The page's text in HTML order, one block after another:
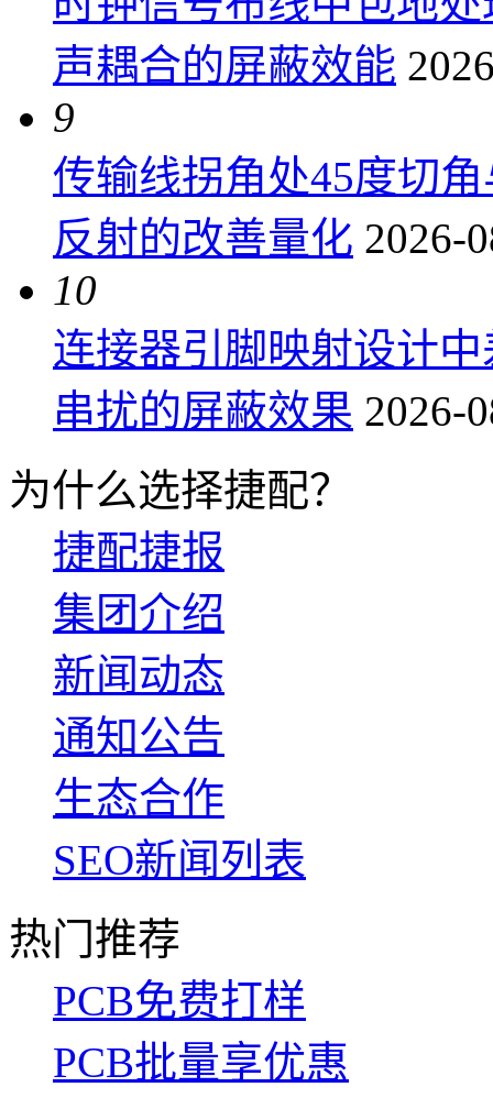
声耦合的屏蔽效能
9
传输线拐角处45度切
反射的改善量化 2026-
10
连接器引脚映射设计
串扰的屏蔽效果 2026-
为什么选择捷配？
捷配捷报
集团介绍
新闻动态
通知公告
生态合作
SEO新闻列表
热门推荐
PCB免费打样
PCB批量享优惠